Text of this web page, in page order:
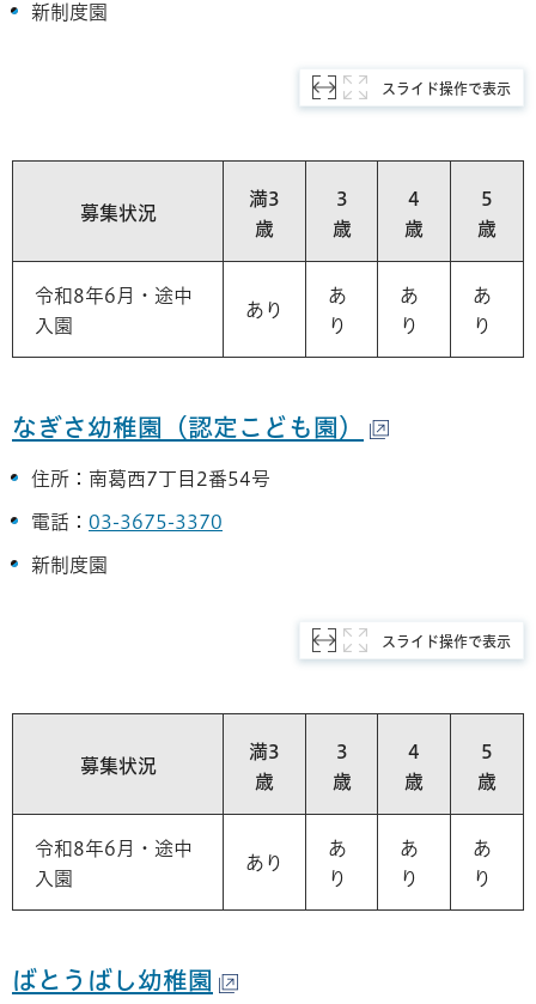
新制度園
スライド操作で表示
募集状況
満3
歳
3
歳
4
歳
5
歳
令和8年6月・途中
入園
あり
あ
り
あ
り
あ
り
なぎさ幼稚園（認定こども園）
住所：南葛西7丁目2番54号
電話： 03-3675-3370
新制度園
スライド操作で表示
募集状況
満3
歳
3
歳
4
歳
5
歳
令和8年6月・途中
入園
あり
あ
り
あ
り
あ
り
ばとうばし幼稚園